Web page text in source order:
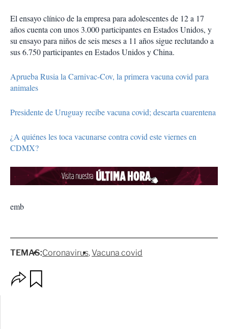
El ensayo clínico de la empresa para adolescentes de 12 a 17
años cuenta con unos 3.000 participantes en Estados Unidos, y
su ensayo para niños de seis meses a 11 años sigue reclutando a
sus 6.750 participantes en Estados Unidos y China.
Aprueba Rusia la Carnivac-Cov, la primera vacuna covid para
animales
Presidente de Uruguay recibe vacuna covid; descarta cuarentena
¿A quiénes les toca vacunarse contra covid este viernes en
CDMX?
emb
TEMAS:Coronavirus Vacuna covid
p